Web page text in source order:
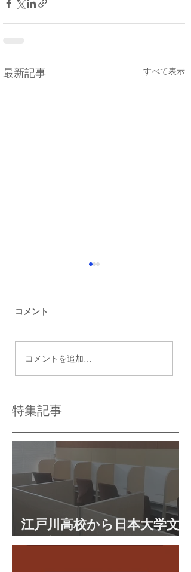
最新記事 すべて表示
江戸川高校から日本大
コメント
コメントを追加…
特集記事
江戸川高校から日本大学文
理学部に合格 合格体験談